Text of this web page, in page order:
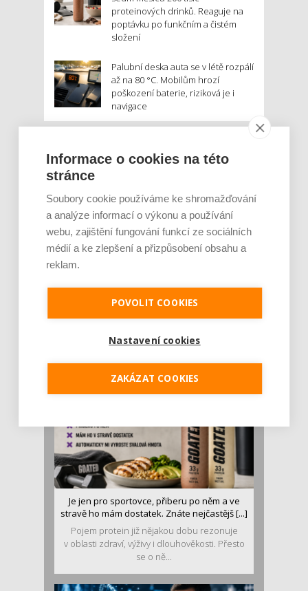
proteinových drinků. Reaguje na
poptávku po funkčním a čistém
složení
Palubní deska auta se v létě rozpálí
až na 80 °C. Mobilům hrozí
poškození baterie, riziková je i
navigace
Rajčata, borůvky nebo ořechy. Potraviny,
které v létě pomáhají hormonům a ulevuj [...]
Léto je ideálním časem dopřát hormonům
luštěniny jsou práv...
Je jen pro sportovce, přiberu po něm a ve
stravě ho mám dostatek. Znáte nejčastějš [...]
Pojem protein již nějakou dobu rezonuje
v oblasti zdraví, výživy i dlouhověkosti. Přesto
se o ně...
Informace o cookies na této
stránce
Soubory cookie používáme ke shromažďování
a analýze informací o výkonu a používání
webu, zajištění fungování funkcí ze sociálních
médií a ke zlepšení a přizpůsobení obsahu a
reklam.
POVOLIT COOKIES
Nastavení cookies
ZAKÁZAT COOKIES